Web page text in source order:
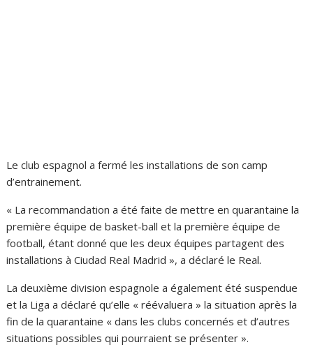
Le club espagnol a fermé les installations de son camp
d’entrainement.
« La recommandation a été faite de mettre en quarantaine la
première équipe de basket-ball et la première équipe de
football, étant donné que les deux équipes partagent des
installations à Ciudad Real Madrid », a déclaré le Real.
La deuxième division espagnole a également été suspendue
et la Liga a déclaré qu’elle « réévaluera » la situation après la
fin de la quarantaine « dans les clubs concernés et d’autres
situations possibles qui pourraient se présenter ».